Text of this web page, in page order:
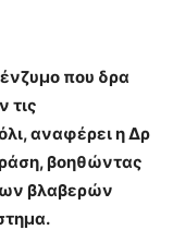
που δρα
τις
αναφέρει η Δρ
βοηθώντας
βλαβερών